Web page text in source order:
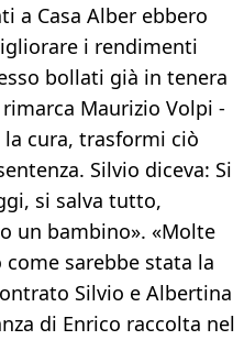
a Casa Alber ebbero
i rendimenti
bollati già in tenera
Maurizio Volpi -
la cura, trasformi ciò
Silvio diceva: Si
si salva tutto,
un bambino». «Molte
sarebbe stata la
Silvio e Albertina
di Enrico raccolta nel